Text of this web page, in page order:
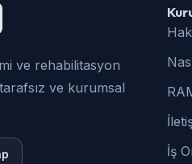
ve rehabilitasyon
ve kurumsal
İş